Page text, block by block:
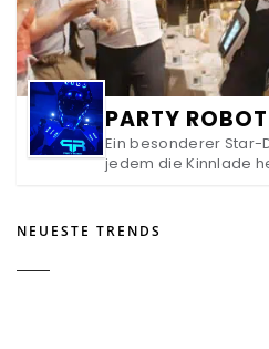
PARTY ROBOT
Ein besonderer
jedem die Kinnlade
NEUESTE TRENDS